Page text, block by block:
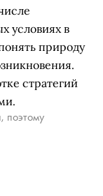
условиях в
природу
стратегий
поэтому